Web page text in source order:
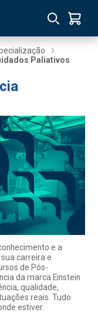
Paliativos
e a
carreira e
de Pós-
da marca Einstein
qualidade,
reais. Tudo
estiver.